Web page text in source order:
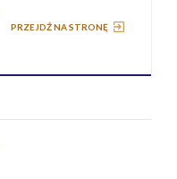
PRZEJDŹ NA STRONĘ